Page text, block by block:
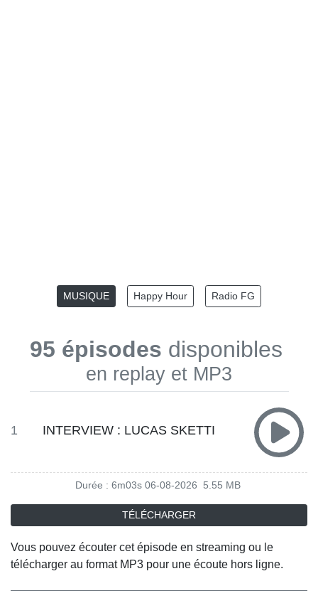
MUSIQUE Happy Hour Radio FG
95 épisodes disponibles
en replay et MP3
1 INTERVIEW : LUCAS SKETTI
Durée : 6m03s 06-08-2026 5.55 MB
TÉLÉCHARGER
Vous pouvez écouter cet épisode en streaming ou le
télécharger au format MP3 pour une écoute hors ligne.